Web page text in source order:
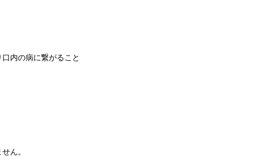
内の病に繋がること
ん。